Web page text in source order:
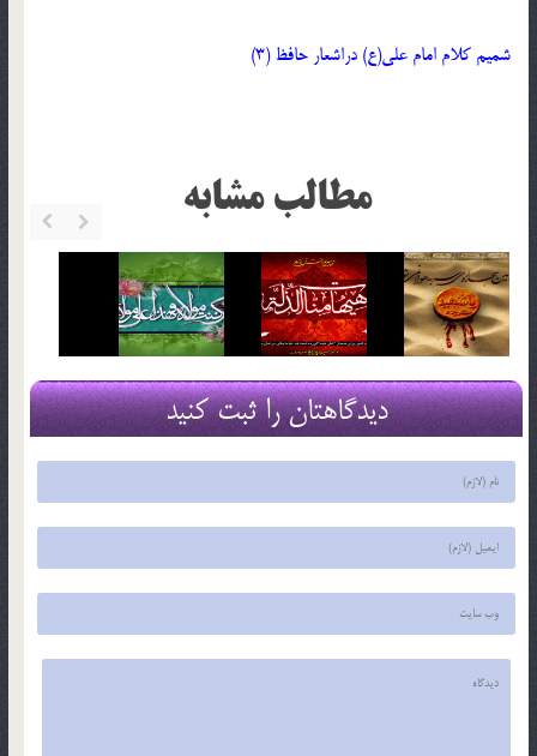
شميم کلام امام علي(ع) دراشعار حافظ (3)
مطالب مشابه
دیدگاهتان را ثبت کنید